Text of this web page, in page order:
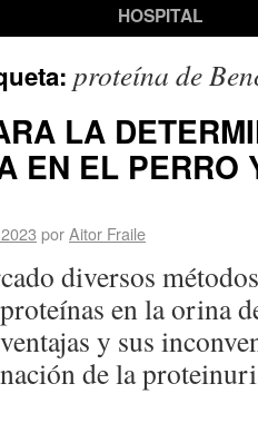
HOSPITAL
proteína de
LA
EN EL PERRO
porAitor Fraile
diversos
en la orina
y sus
de la